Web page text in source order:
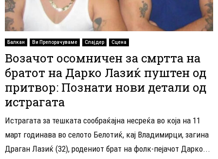
Балкан Ви Препорачуваме Слајдер Сцена
Возачот осомничен за смртта на
братот на Дарко Лазиќ пуштен од
притвор: Познати нови детали од
истрагата
Истрагата за тешката сообраќајна несреќа во која на 11
март годинава во селото Белотиќ, кај Владимирци, загина
Драган Лазиќ (32), родениот брат на фолк-пејачот Дарко...